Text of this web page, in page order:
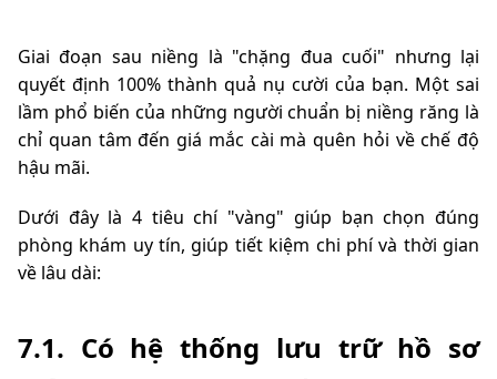
Giai đoạn sau niềng là "chặng đua cuối" nhưng lại
quyết định 100% thành quả nụ cười của bạn. Một sai
lầm phổ biến của những người chuẩn bị niềng răng là
chỉ quan tâm đến giá mắc cài mà quên hỏi về chế độ
hậu mãi.
Dưới đây là 4 tiêu chí "vàng" giúp bạn chọn đúng
phòng khám uy tín, giúp tiết kiệm chi phí và thời gian
về lâu dài:
7.1. Có hệ thống lưu trữ hồ sơ